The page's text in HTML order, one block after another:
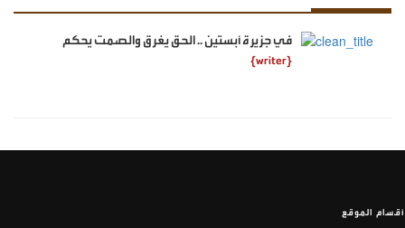
في جزيرة أبستين .. الحق يغرق والصمت يحكم
{writer}
أقسام الموقع